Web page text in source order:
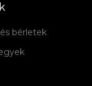
bérletek